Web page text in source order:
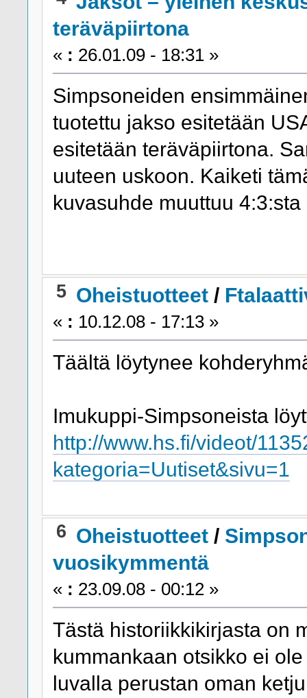
teräväpiirtona
« : 26.01.09 - 18:31 »
Simpsoneiden
tuotettu jakso esitetään
esitetään teräväpiirtona.
uuteen uskoon. Kaiketi
kuvasuhde muuttuu 4:3:sta
5 Oheistuotteet /
« : 10.12.08 - 17:13 »
Täältä löytynee
Imukuppi-Simpsoneista
http://www.hs.fi/videot/
kategoria=Uutiset&sivu=1
6 Oheistuotteet /
vuosikymmentä
« : 23.09.08 - 00:12 »
Tästä historiikkikirjasta on
kummankaan otsikko ei
luvalla perustan oman